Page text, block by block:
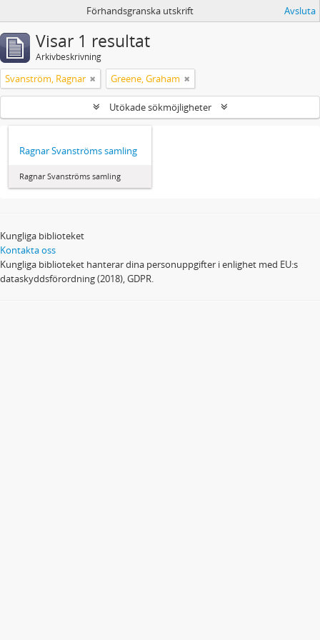
Förhandsgranska utskrift Avsluta
Visar 1 resultat
Arkivbeskrivning
Svanström, Ragnar Greene, Graham
Utökade sökmöjligheter
Ragnar Svanströms samling
Ragnar Svanströms samling
Kungliga biblioteket
Kontakta oss
Kungliga biblioteket hanterar dina personuppgifter i enlighet med EU:s
dataskyddsförordning (2018), GDPR.